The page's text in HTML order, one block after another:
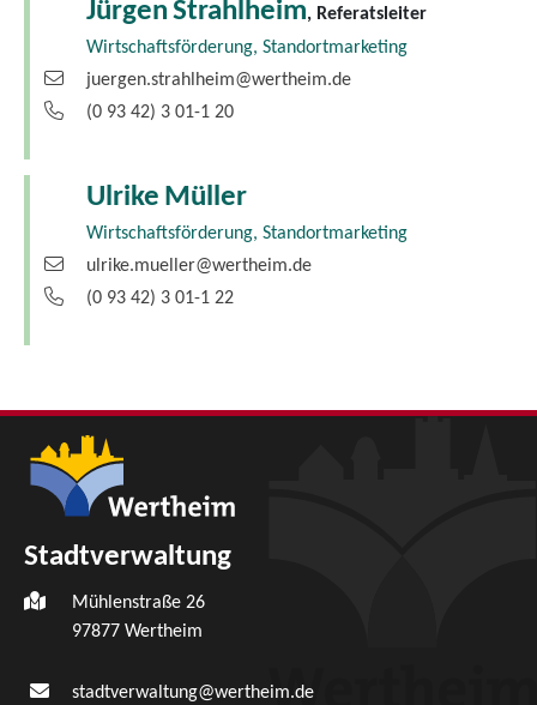
JürgenStrahlheim, Referatsleiter
Wirtschaftsförderung, Standortmarketing
juergen.strahlheim@wertheim.de
(0 93 42) 3 01-1 20
Ulrike Müller
Wirtschaftsförderung, Standortmarketing
ulrike.mueller@wertheim.de
(0 93 42) 3 01-1 22
Stadtverwaltung
Mühlenstraße 26
97877 Wertheim
stadtverwaltung@wertheim.de